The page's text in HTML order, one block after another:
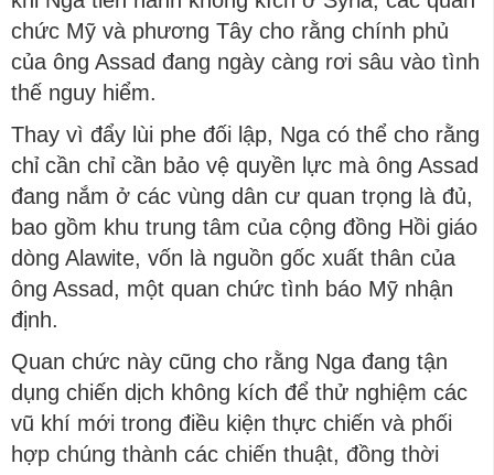
chức Mỹ và phương Tây cho rằng chính phủ
của ông Assad đang ngày càng rơi sâu vào tình
thế nguy hiểm.
Thay vì đẩy lùi phe đối lập, Nga có thể cho rằng
chỉ cần chỉ cần bảo vệ quyền lực mà ông Assad
đang nắm ở các vùng dân cư quan trọng là đủ,
bao gồm khu trung tâm của cộng đồng Hồi giáo
dòng Alawite, vốn là nguồn gốc xuất thân của
ông Assad, một quan chức tình báo Mỹ nhận
định.
Quan chức này cũng cho rằng Nga đang tận
dụng chiến dịch không kích để thử nghiệm các
vũ khí mới trong điều kiện thực chiến và phối
hợp chúng thành các chiến thuật, đồng thời